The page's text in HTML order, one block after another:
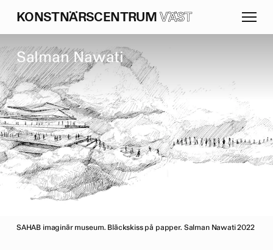
KONSTNÄRSCENTRUM VÄST
Salman Nawati
SAHAB imaginär museum. Bläckskiss på papper. Salman Nawati 2022